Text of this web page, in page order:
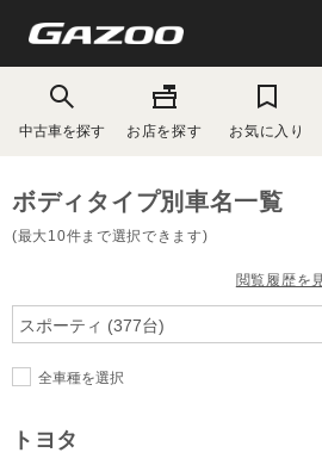
中古車を探す お店を探す お気に入り
ボディタイプ別車名一覧
(最大10件まで選択できます)
閲覧履歴を
スポーティ (377台)
全車種を選択
トヨタ